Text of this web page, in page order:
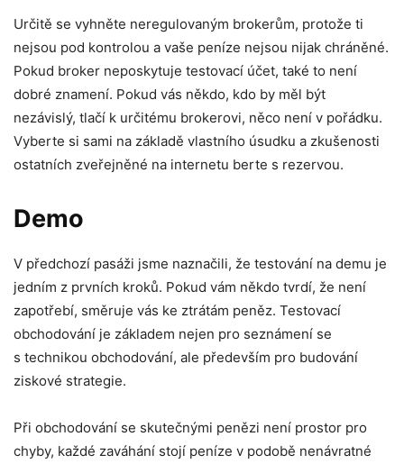
Určitě se vyhněte neregulovaným brokerům, protože ti
nejsou pod kontrolou a vaše peníze nejsou nijak chráněné.
Pokud broker neposkytuje testovací účet, také to není
dobré znamení. Pokud vás někdo, kdo by měl být
nezávislý, tlačí k určitému brokerovi, něco není v pořádku.
Vyberte si sami na základě vlastního úsudku a zkušenosti
ostatních zveřejněné na internetu berte s rezervou.
Demo
V předchozí pasáži jsme naznačili, že testování na demu je
jedním z prvních kroků. Pokud vám někdo tvrdí, že není
zapotřebí, směruje vás ke ztrátám peněz. Testovací
obchodování je základem nejen pro seznámení se
s technikou obchodování, ale především pro budování
ziskové strategie.
Při obchodování se skutečnými penězi není prostor pro
chyby, každé zaváhání stojí peníze v podobě nenávratné